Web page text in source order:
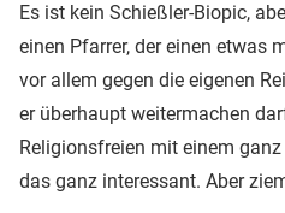
Es ist kein Schießler-Biopic,
einen Pfarrer, der einen etwas
vor allem gegen die eigenen
er überhaupt weitermachen
Religionsfreien mit einem
das ganz interessant. Aber